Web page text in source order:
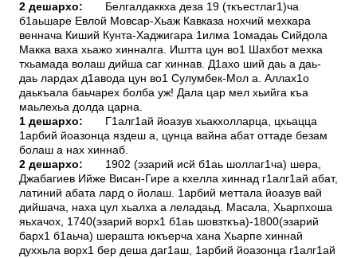
2 дешархо: Белгалдаккха деза 19 (ткъестлаг1)ча
б1аьшаре Евлой Мовсар-Хьаж Кавказа нохчий мехкара
веннача Киший Кунта-Хаджигара 1илма 1омадаь Сийдола
Макка ваха хьажо хинналга. Иштта цун во1 Шахбот мехка
тхьамада волаш дийша саг хиннав. Д1ахо ший даь а даь-
даь лардах д1авода цун во1 Сулумбек-Мол а. Аллах1о
даькъала баьчарех болба уж! Дала цар мел хьийга къа
маьлехьа долда царна.
1 дешархо: Г1алг1ай йоазув хьакхолларца, цхьацца
1арбий йоазонца яздеш а, цунца вайна абат оттаде безам
болаш а нах хиннаб.
2 дешархо: 1902 (эзарий исй б1аь шоллаг1ча) шера,
Джабагиев Ийже Висан-Гире а кхелла хиннад г1алг1ай абат,
латиний абата лард о йолаш. 1арбий меттала йоазув вай
дийшача, наха цул хьалха а леладаьд. Масала, Хьарпхоша
яьхачох, 1740(эзарий ворх1 б1аь шовзткъа)-1800(эзарий
барх1 б1аьча) шерашта юкъерча хана Хьарпе хиннай
духхьла ворх1 бер деша даг1аш, 1арбий йоазонца г1алг1ай